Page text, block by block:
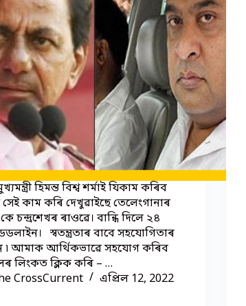
হিমন্ত বিশ্ব শৰ্মাই যিকাম কৰিব
সেই কাম কৰি দেখুৱাইছে তেলেংগানাৰ
কে চন্দ্ৰশেখৰ ৰাওৱে। বান্ধি দিলে ২৪
স্বতন্ত্ৰতাৰ বাবে সহযোগিতাৰ
৷ আমাক আৰ্থিকভাৱে সহযোগ কৰিব
লিংকত ক্লিক কৰি – …
CrossCurrent
এপ্ৰিল 12, 2022